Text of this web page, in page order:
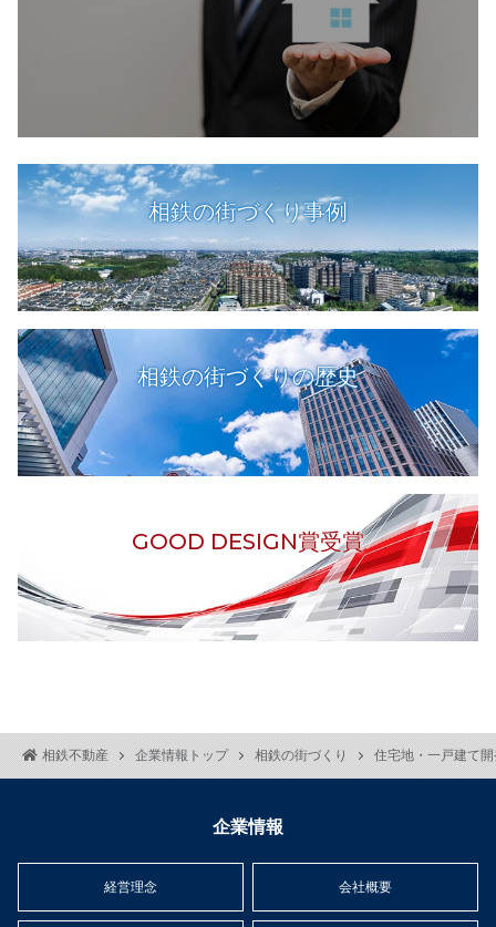
相鉄不動産 企業情報トップ 相鉄の街づくり 住宅地・一戸建て
相鉄の街づくり事例
相鉄の街づくりの歴史
GOOD DESIGN賞受賞
企業情報
経営理念 会社概要